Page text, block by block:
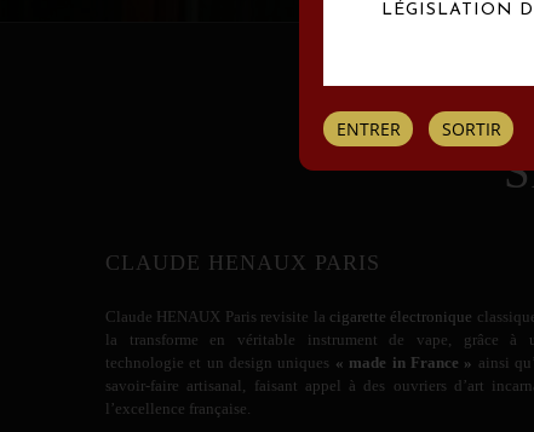
CLAUDE HENAUX PARIS
Claude HENAUX Paris revisite la cigarette électronique
la transforme en véritable instrument de vape, grâce à
technologie et un design uniques « made in France » ainsi
savoir-faire artisanal, faisant appel à des ouvriers d’art
l’excellence française.
LÉGISLATION
ENTRER SORTIR